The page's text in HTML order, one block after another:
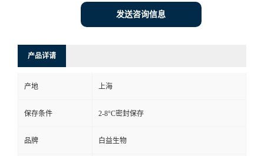
发送咨询信息
产品详请
产地 上海
保存条件 2-8°C密封保存
品牌 白益生物